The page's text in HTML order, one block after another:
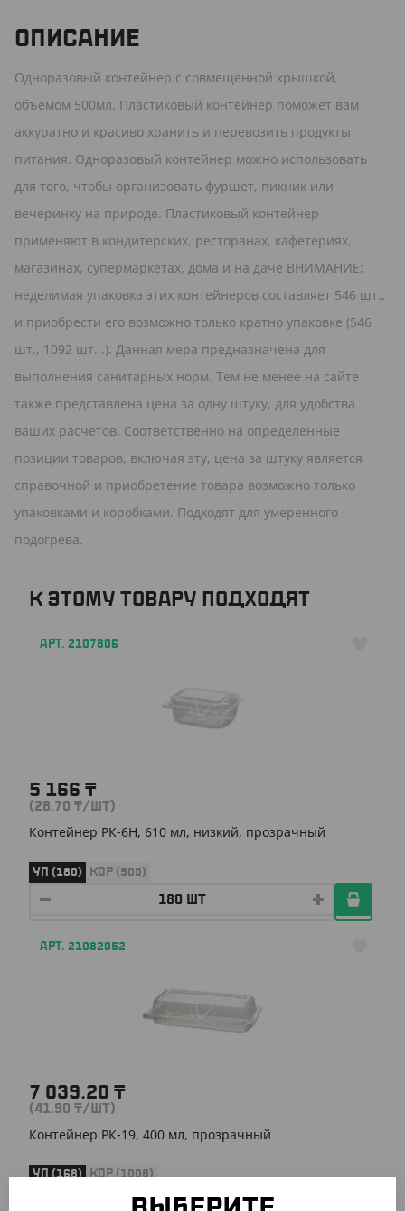
ОПИСАНИЕ
Одноразовый контейнер с совмещенной крышкой,
объемом 500мл. Пластиковый контейнер поможет вам
аккуратно и красиво хранить и перевозить продукты
питания. Одноразовый контейнер можно использовать
для того, чтобы организовать фуршет, пикник или
вечеринку на природе. Пластиковый контейнер
применяют в кондитерских, ресторанах, кафетериях,
магазинах, супермаркетах, дома и на даче ВНИМАНИЕ:
неделимая упаковка этих контейнеров составляет 546 шт.,
и приобрести его возможно только кратно упаковке (546
шт., 1092 шт...). Данная мера предназначена для
выполнения санитарных норм. Тем не менее на сайте
также представлена цена за одну штуку, для удобства
ваших расчетов. Соответственно на определенные
позиции товаров, включая эту, цена за штуку является
справочной и приобретение товара возможно только
упаковками и коробками. Подходят для умеренного
подогрева.
К ЭТОМУ ТОВАРУ ПОДХОДЯТ
АРТ. 2107806
5 166 ₸
(28.70 ₸/ШТ)
Контейнер РК-6Н, 610 мл, низкий, прозрачный
УП (180) КОР (900)
АРТ. 21082052
7 039.20 ₸
(41.90 ₸/ШТ)
Контейнер РК-19, 400 мл, прозрачный
УП (168) КОР (1008)